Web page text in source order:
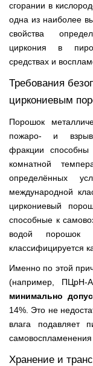
сгорании в
одна из наиболее
свойства
циркония в
средствах и
Требования
циркониевым
Порошок
пожаро- и
фракции
комнатной
определённых
международной
циркониевый
способные к
водой
классифицируется
Именно по этой
(например, ПЦрН-
минимально
14%. Это не
влага подавляет
самовоспламенения
Хранение и